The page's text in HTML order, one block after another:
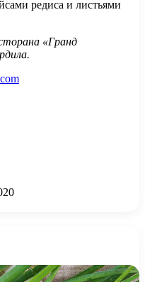
редиса и листьями
«Гранд